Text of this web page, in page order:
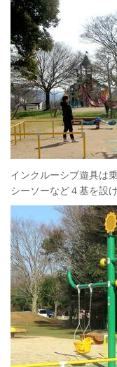
インクルーシブ遊具は
シーソーなど４基を設け